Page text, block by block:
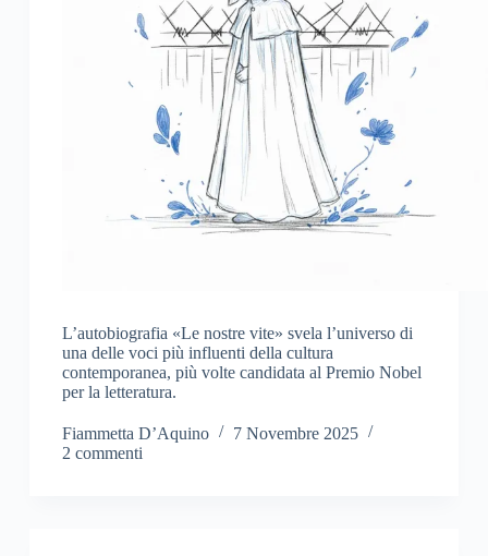
L’autobiografia «Le nostre vite» svela l’universo di
una delle voci più influenti della cultura
contemporanea, più volte candidata al Premio Nobel
per la letteratura.
Fiammetta D’Aquino
7 Novembre 2025
2 commenti